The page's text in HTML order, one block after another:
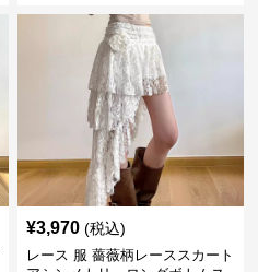
¥3,970 (税込)
レース 服 薔薇柄レーススカート